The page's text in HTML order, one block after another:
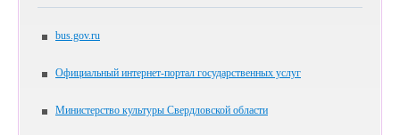
bus.gov.ru
Официальный интернет-портал государственных услуг
Министерство культуры Свердловской области